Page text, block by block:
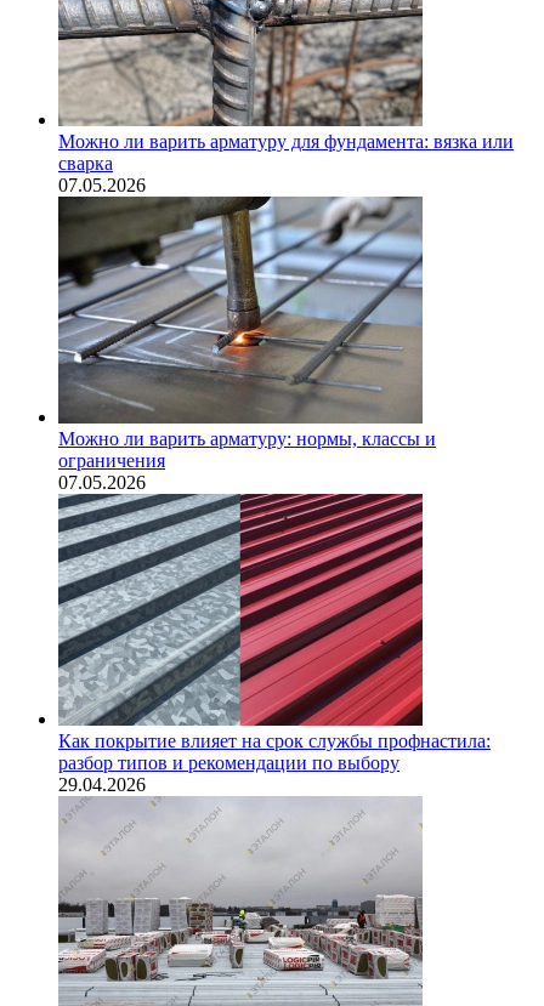
Можно ли варить арматуру для фундамента: вязка или
сварка
07.05.2026
Можно ли варить арматуру: нормы, классы и
ограничения
07.05.2026
Как покрытие влияет на срок службы профнастила:
разбор типов и рекомендации по выбору
29.04.2026